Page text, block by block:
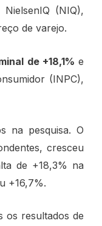
(NIQ),
de varejo.
de +18,1% e
(INPC),
na pesquisa. O
cresceu
de +18,3% na
+16,7%.
os resultados de